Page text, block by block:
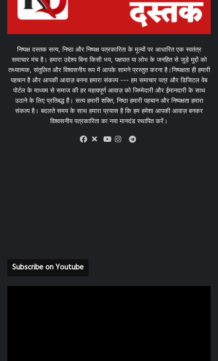
निष्पक्ष दस्तक सत्य, निष्ठा और निष्पक्ष पत्रकारिता के मूल्यों पर आधारित एक स्वतंत्र
समाचार मंच है। हमारा उद्देश्य बिना किसी भय, पक्षपात या लोभ के जनहित से जुड़े मुद्दों को
तथ्यात्मक, संतुलित और विश्वसनीय रूप में आपके सामने प्रस्तुत करना है।निष्पक्षता ही हमारी
पहचान है और आपकी आवाज़ बनना हमारा संकल्प --- हम समाचार पत्र और डिजिटल वेब
पोर्टल के माध्यम से समाज की हर महत्वपूर्ण आवाज़ को जिम्मेदारी और ईमानदारी के साथ
उठाने के लिए प्रतिबद्ध हैं। सत्य हमारी शक्ति, निष्ठा हमारी पहचान और निष्पक्षता हमारा
संकल्प है। बदलते समय के साथ हमारा प्रयास है कि हम हमेशा आपकी आवाज़ बनकर
विश्वसनीय पत्रकारिता का नया मानदंड स्थापित करें।
X
Telegram
Subscribe on Youtube